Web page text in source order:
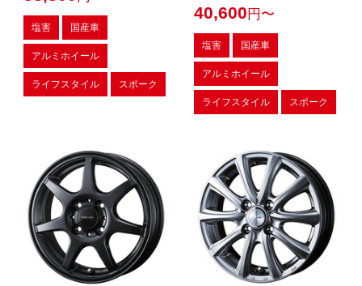
塩害 国産車
アルミホイール
ライフスタイル スポーク
40,600 円〜
塩害 国産車
アルミホイール
ライフスタイル スポーク